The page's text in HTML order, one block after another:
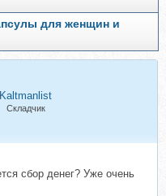
для женщин и
Kaltmanlist
Складчик
сбор денег? Уже очень